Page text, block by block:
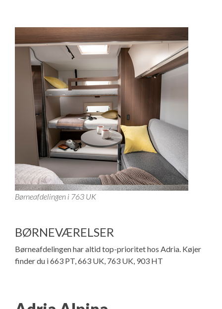
Børneafdelingen i 763 UK
BØRNEVÆRELSER
Børneafdelingen har altid top-prioritet hos Adria. Køjer
finder du i 663 PT, 663 UK, 763 UK, 903 HT